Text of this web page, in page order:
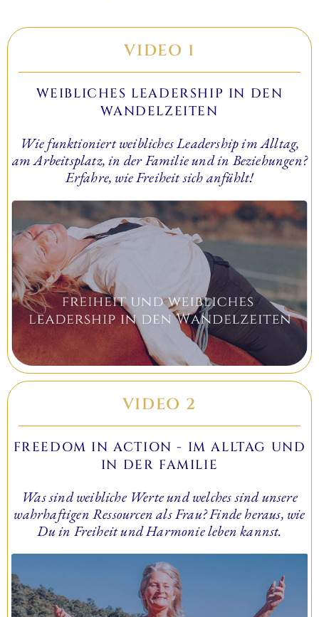
VIDEO 1
WEIBLICHES LEADERSHIP IN DEN
WANDELZEITEN
Wie funktioniert weibliches Leadership im Alltag,
am Arbeitsplatz, in der Familie und in Beziehungen?
Erfahre, wie Freiheit sich anfühlt!
VIDEO 2
FREEDOM IN ACTION - IM ALLTAG UND
IN DER FAMILIE
Was sind weibliche Werte und welches sind unsere
wahrhaftigen Ressourcen als Frau? Finde heraus, wie
Du in Freiheit und Harmonie leben kannst.